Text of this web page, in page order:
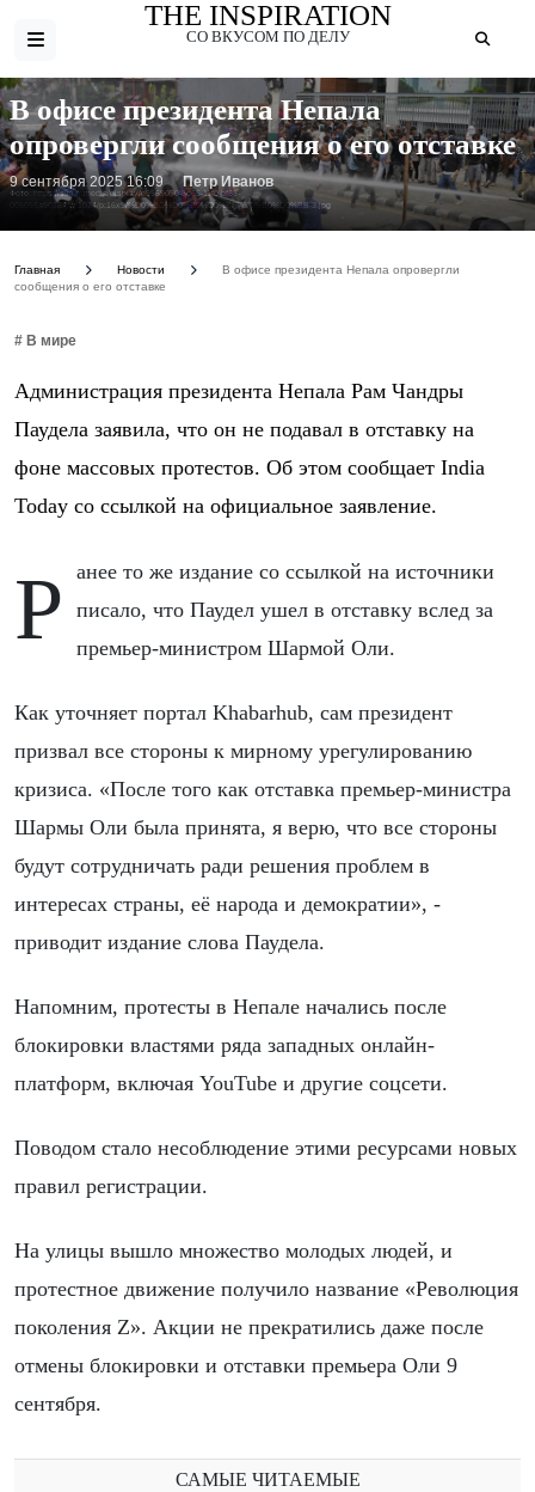
THE INSPIRATION
СО ВКУСОМ ПО ДЕЛУ
Фото: https://s.rfi.fr/media/display/d9569050-8d65-11f0-bf83-
005056a90284/w:1024/p:16x9/%D0%BD%D0%B5%D0%BF%D0%B0%D0%BB-3.jpg
В офисе президента Непала
опровергли сообщения о его отставке
9 сентября 2025 16:09 Петр Иванов
Главная Новости
В офисе президента Непала опровергли
сообщения о его отставке
# В мире
Администрация президента Непала Рам Чандры
Паудела заявила, что он не подавал в отставку на
фоне массовых протестов. Об этом сообщает India
Today со ссылкой на официальное заявление.
Ранее то же издание со ссылкой на источники
писало, что Паудел ушел в отставку вслед за
премьер-министром Шармой Оли.
Как уточняет портал Khabarhub, сам президент
призвал все стороны к мирному урегулированию
кризиса. «После того как отставка премьер-министра
Шармы Оли была принята, я верю, что все стороны
будут сотрудничать ради решения проблем в
интересах страны, её народа и демократии», -
приводит издание слова Паудела.
Напомним, протесты в Непале начались после
блокировки властями ряда западных онлайн-
платформ, включая YouTube и другие соцсети.
Поводом стало несоблюдение этими ресурсами новых
правил регистрации.
На улицы вышло множество молодых людей, и
протестное движение получило название «Революция
поколения Z». Акции не прекратились даже после
отмены блокировки и отставки премьера Оли 9
сентября.
САМЫЕ ЧИТАЕМЫЕ